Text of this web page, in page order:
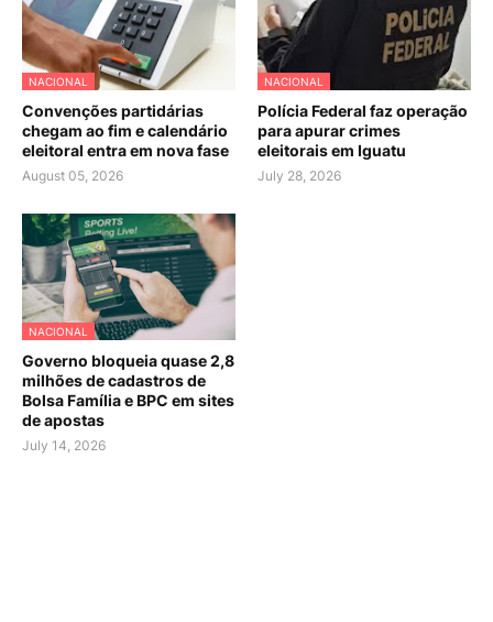
NACIONAL
Convenções partidárias
chegam ao fim e calendário
eleitoral entra em nova fase
August 05, 2026
NACIONAL
Polícia Federal faz operação
para apurar crimes
eleitorais em Iguatu
July 28, 2026
NACIONAL
Governo bloqueia quase 2,8
milhões de cadastros de
Bolsa Família e BPC em sites
de apostas
July 14, 2026